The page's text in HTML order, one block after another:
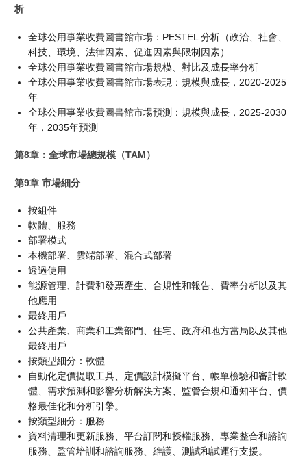
析
全球公用事業收費圖書館市場：PESTEL 分析（政治、社會、
科技、環境、法律因素、促進因素與限制因素）
全球公用事業收費圖書館市場規模、對比及成長率分析
全球公用事業收費圖書館市場表現：規模與成長，2020-2025
年
全球公用事業收費圖書館市場預測：規模與成長，2025-2030
年，2035年預測
第8章：全球市場總規模（TAM）
第9章 市場細分
按組件
軟體、服務
部署模式
本機部署、雲端部署、混合式部署
透過使用
能源管理、計費和發票產生、合規性和報告、費率分析以及其
他應用
最終用戶
公共產業、商業和工業部門、住宅、政府和地方當局以及其他
最終用戶
按類型細分：軟體
自動化定價提取工具、定價設計模擬平台、帳單檢驗和審計軟
體、需求預測和影響分析解決方案、監管合規和通知平台、價
格最佳化和分析引擎。
按類型細分：服務
資料清理和更新服務、平台訂閱和授權服務、專業整合和諮詢
服務、監管培訓和諮詢服務、維護、測試和試運行支援。